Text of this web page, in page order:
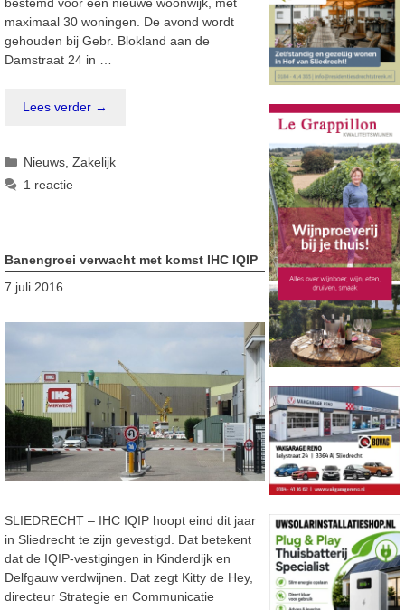
bestemd voor een nieuwe woonwijk, met
maximaal 30 woningen. De avond wordt
gehouden bij Gebr. Blokland aan de
Damstraat 24 in …
Lees verder →
Categorieën
Nieuws,Zakelijk
1 reactie
Banengroei verwacht met komst IHC IQIP
7 juli 2016
SLIEDRECHT – IHC IQIP hoopt eind dit jaar
in Sliedrecht te zijn gevestigd. Dat betekent
dat de IQIP-vestigingen in Kinderdijk en
Delfgauw verdwijnen. Dat zegt Kitty de Hey,
directeur Strategie en Communicatie